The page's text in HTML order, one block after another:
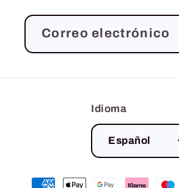
Correo electrónico
Idioma
Español
Formas